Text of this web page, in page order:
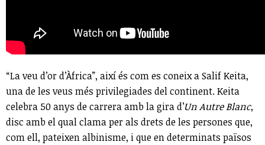
“La veu d’or d’Àfrica”, així és com es coneix a Salif Keita,
una de les veus més privilegiades del continent. Keita
celebra 50 anys de carrera amb la gira d’Un Autre Blanc,
disc amb el qual clama per als drets de les persones que,
com ell, pateixen albinisme, i que en determinats països